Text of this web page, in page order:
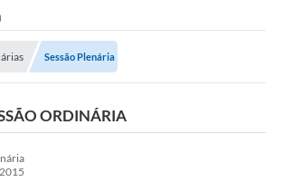
Sessão Plenária
ORDINÁRIA